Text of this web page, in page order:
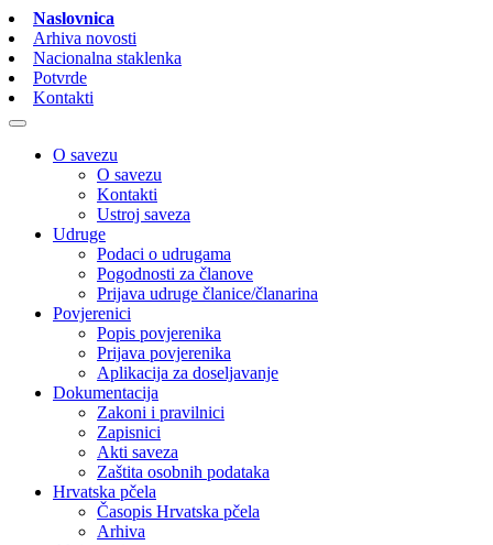
Naslovnica
Arhiva novosti
Nacionalna staklenka
Potvrde
Kontakti
O savezu
O savezu
Kontakti
Ustroj saveza
Udruge
Podaci o udrugama
Pogodnosti za članove
Prijava udruge članice/članarina
Povjerenici
Popis povjerenika
Prijava povjerenika
Aplikacija za doseljavanje
Dokumentacija
Zakoni i pravilnici
Zapisnici
Akti saveza
Zaštita osobnih podataka
Hrvatska pčela
Časopis Hrvatska pčela
Arhiva